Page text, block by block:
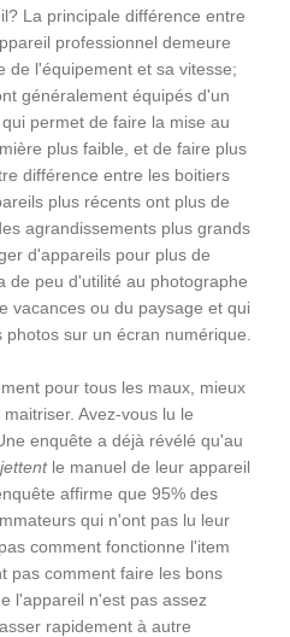
La principale différence entre
professionnel demeure
de l'équipement et sa vitesse;
généralement équipés d'un
permet de faire la mise au
plus faible, et de faire plus
différence entre les boitiers
plus récents ont plus de
agrandissements plus grands
d'appareils pour plus de
de peu d'utilité au photographe
vacances ou du paysage et qui
sur un écran numérique.
pour tous les maux, mieux
Avez-vous lu le
enquête a déjà révélé qu'au
jettent le manuel de leur appareil
affirme que 95% des
qui n'ont pas lu leur
comment fonctionne l'item
pas comment faire les bons
l'appareil n'est pas assez
rapidement à autre